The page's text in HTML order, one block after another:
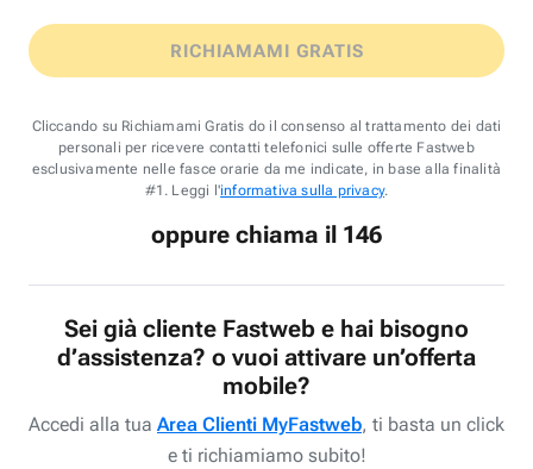
RICHIAMAMI GRATIS
Cliccando su Richiamami Gratis do il consenso al trattamento dei dati
personali per ricevere contatti telefonici sulle offerte Fastweb
esclusivamente nelle fasce orarie da me indicate, in base alla finalità
#1. Leggi l'informativa sulla privacy.
oppure chiama il 146
Sei già cliente Fastweb e hai bisogno
d’assistenza? o vuoi attivare un’offerta
mobile?
Accedi alla tua Area Clienti MyFastweb, ti basta un click
e ti richiamiamo subito!